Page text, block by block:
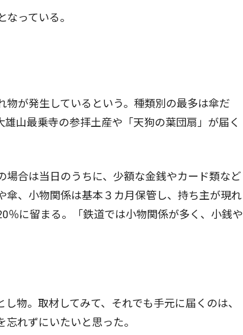
っている。
が発生しているという。種類別の最多は傘だ
山最乗寺の参拝土産や「天狗の葉団扇」が届く
合は当日のうちに、少額な金銭やカード類など
、小物関係は基本３カ月保管し、持ち主が現れ
％に留まる。「鉄道では小物関係が多く、小銭や
物。取材してみて、それでも手元に届くのは、
れずにいたいと思った。